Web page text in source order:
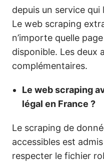
depuis un service
Le web scraping
n’importe quelle
disponible. Les deux
complémentaires.
Le web scraping
légal en France ?
Le scraping de
accessibles est
respecter le fichier